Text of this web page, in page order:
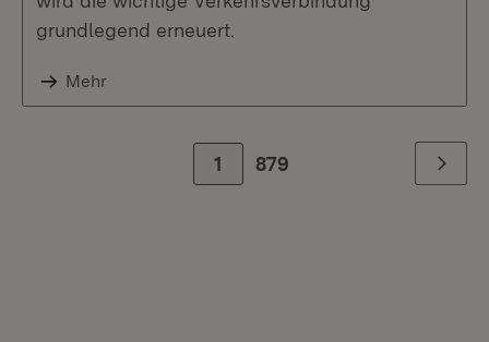
grundlegend erneuert.
Mehr
1 Zur letzte Seite
879 Weiter